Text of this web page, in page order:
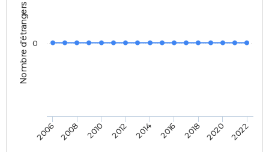
Nombre d'étrangers
2006 2008 2010 2012 2014 2016 2018 2020 2022
0